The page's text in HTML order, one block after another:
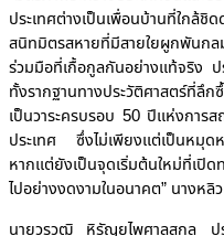
ประเทศต่างเป็นเพื่อนบ้านที่ใกล้
สนิทมิตรสหายที่มีสายใยผูกพันก
ร่วมมือที่เกื้อกูลกันอย่างแท้จริง
ทั้งรากฐานทางประวัติศาสตร์ที่
เป็นวาระครบรอบ 50 ปีแห่งการ
ประเทศ ซึ่งไม่เพียงแต่เป็นหมุด
หากแต่ยังเป็นจุดเริ่มต้นใหม่ที่เปิ
ไปอย่างงดงามในอนาคต” นางหลิ
นายวรวุฒิ หิรัญยไพศาลสกุล ปร